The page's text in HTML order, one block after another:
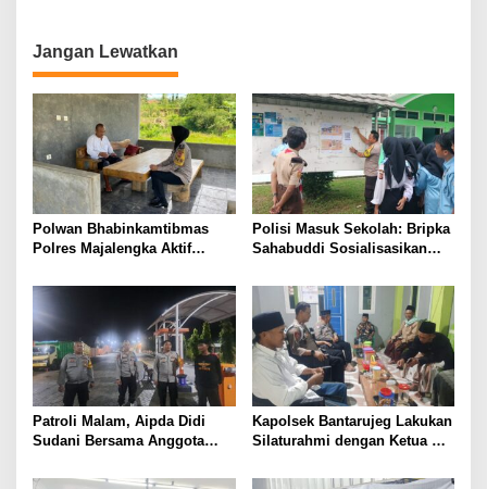
Jangan Lewatkan
Polwan Bhabinkamtibmas
Polres Majalengka Aktif
Sinergi dan Kepercayaan
Polisi Masuk Sekolah: Bripka
Sahabuddi Sosialisasikan
Maja Majalengka”
Patroli Malam, Aipda Didi
Sudani Bersama Anggota
Tingkatkan Pengamanan di
Kapolsek Bantarujeg Lakukan
Silaturahmi dengan Ketua NU
Perkuat Sinergi Antara Polri